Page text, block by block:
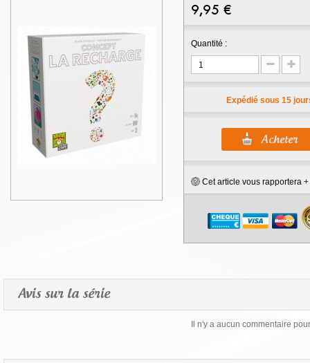
9,95 €
Quantité :
Expédié sous 15
Cet article vous rapportera +
Avis sur la série
Il n'y a aucun commentaire